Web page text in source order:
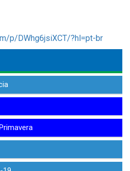
p/DWhg6jsiXCT/?hl=pt-br